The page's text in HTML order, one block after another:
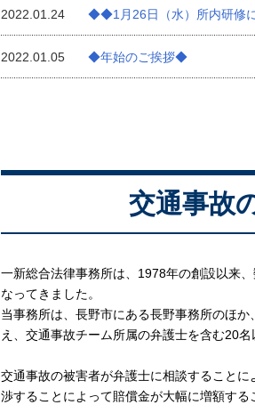
2022.01.24 ◆◆1月26日（水）所内研修
2022.01.05 ◆年始のご挨拶◆
交通事故
一新総合法律事務所は、1978年の創設以来
なってきました。
当事務所は、長野市にある長野事務所のほ
え、交通事故チーム所属の弁護士を含む20
交通事故の被害者が弁護士に相談すること
渉することによって賠償金が大幅に増額す